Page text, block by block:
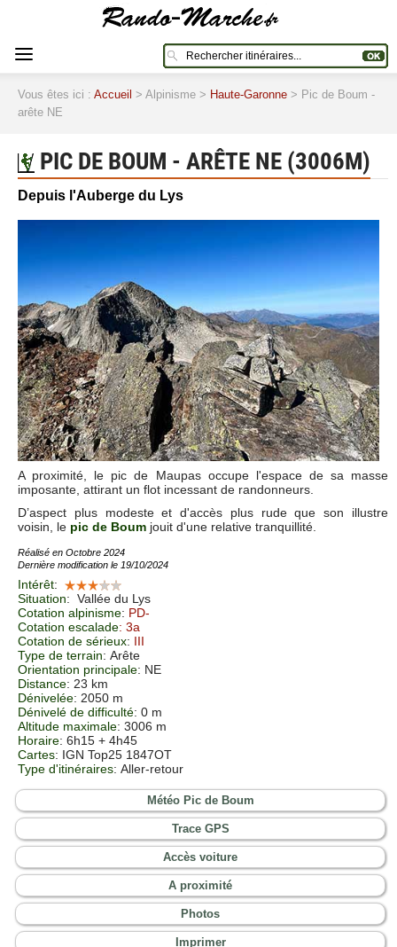
Vous êtes ici : Accueil > Alpinisme > Haute-Garonne > Pic de Boum -
arête NE
PIC DE BOUM - ARÊTE NE (3006M)
Depuis l'Auberge du Lys
A proximité, le pic de Maupas occupe l'espace de sa masse
imposante, attirant un flot incessant de randonneurs.
D’aspect plus modeste et d'accès plus rude que son illustre
voisin, le pic de Boum jouit d'une relative tranquillité.
Réalisé en Octobre 2024
Dernière modification le 19/10/2024
Intérêt:
Situation: Vallée du Lys
Cotation alpinisme: PD-
Cotation escalade: 3a
Cotation de sérieux: III
Type de terrain: Arête
Orientation principale: NE
Distance: 23 km
Dénivelée: 2050 m
Dénivelé de difficulté: 0 m
Altitude maximale: 3006 m
Horaire: 6h15 + 4h45
Cartes: IGN Top25 1847OT
Type d'itinéraires: Aller-retour
Météo Pic de Boum
Trace GPS
Accès voiture
A proximité
Photos
Imprimer